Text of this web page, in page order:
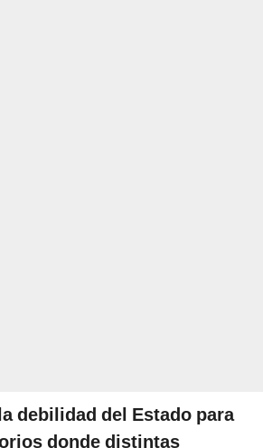
debilidad del Estado para
donde distintas